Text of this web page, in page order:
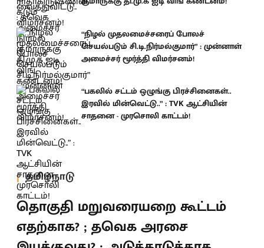
“நிழல் முதலமைச்சரைப் போலச்
செயல்படும் சி.டி.நிர்மல்குமார்” : முன்னாள்
அமைச்சர் மூர்த்தி விமர்சனம்!
“பகலில் சட்டம் ஒழுங்கு பிரச்சினைகள்..
இரவில் மின்வெட்டு..” : TVK ஆட்சியின்
சாதனை - முரசொலி காட்டம்!
தமிழ்நாடு
தொகுதி மறுவரையறை கூட்டம்
எதற்காக? ; தவெக அரசை